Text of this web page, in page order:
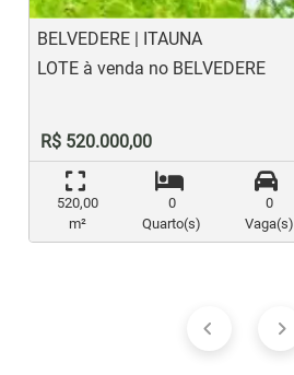
BELVEDERE | ITAUNA
LOTE à venda no BELVEDERE
R$ 520.000,00
520,00
m²
0
Quarto(s)
0
Vaga(s)